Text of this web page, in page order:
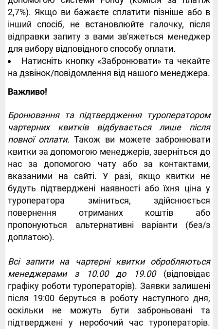
2,7%). Якщо ви бажаєте сплатити пізніше або в
інший спосіб, не встановлюйте галочку, після
відправки запиту з вами зв'яжеться менеджер
для вибору відповідного способу оплати.
Натисніть кнопку «Забронювати» та чекайте
на дзвінок/повідомлення від нашого менеджера.
Важливо!
Бронювання та підтвердження туроператором
чартерних квитків відбувається лише після
повної оплати. Також ви можете забронювати
квитки за допомогою менеджерів, зверніться до
нас за допомогою чату або за контактами,
вказаними на сайті. У разі, якщо квитки не
будуть підтверджені наявності або їхня ціна у
туроператора зміниться, здійснюється
повернення отриманих коштів або
пропонуються альтернативні варіанти (без/з
доплатою).
Всі запити на чартерні квитки обробляються
менеджерами з 10.00 до 19.00(відповідає
графіку роботи туроператорів). Заявки залишені
після 19:00 беруться в роботу наступного дня,
оскільки не можуть бути заброньовані та
підтверджені у неробочий час туроператорів.